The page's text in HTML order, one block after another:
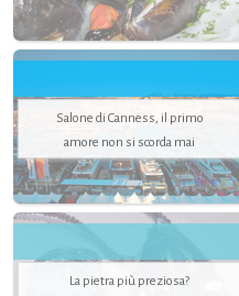
Salone di Canness, il primo
amore non si scorda mai
La pietra più preziosa?